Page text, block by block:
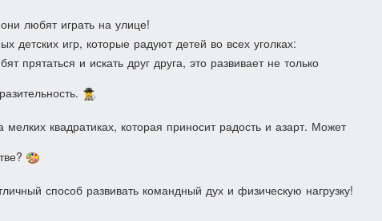
любят играть на улице!
детских игр, которые радуют детей во всех уголках:
прятаться и искать друг друга, это развивает не только
мелких квадратиках, которая приносит радость и азарт. Может
способ развивать командный дух и физическую нагрузку!